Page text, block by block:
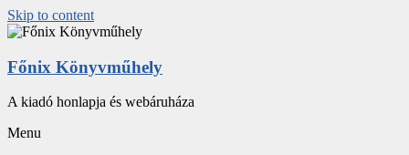
Skip to content
Főnix Könyvműhely
A kiadó honlapja és webáruháza
Menu